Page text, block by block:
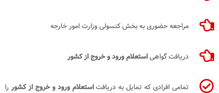
مراجعه حضوری به بخش کنسولی وزارت امور خارجه
دریافت گواهیاستعلام ورود و خروج از کشور
تمامی افرادی که تمایل به دریافتاستعلام ورود و خروج از کشوررا